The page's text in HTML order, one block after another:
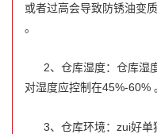
或者过高会导致防锈油变
。
2、仓库湿度：仓库湿
对湿度应控制在45%-60%
3、仓库环境：zui好单